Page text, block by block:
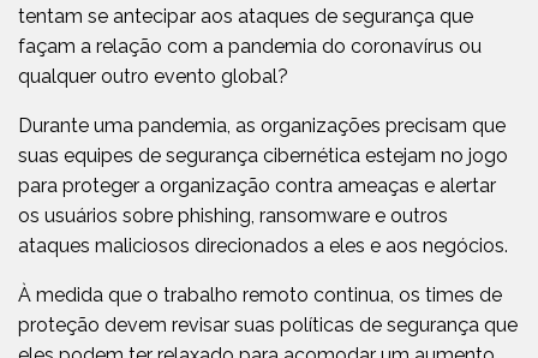
tentam se antecipar aos ataques de segurança que
façam a relação com a pandemia do coronavírus ou
qualquer outro evento global?
Durante uma pandemia, as organizações precisam que
suas equipes de segurança cibernética estejam no jogo
para proteger a organização contra ameaças e alertar
os usuários sobre phishing, ransomware e outros
ataques maliciosos direcionados a eles e aos negócios.
À medida que o trabalho remoto continua, os times de
proteção devem revisar suas políticas de segurança que